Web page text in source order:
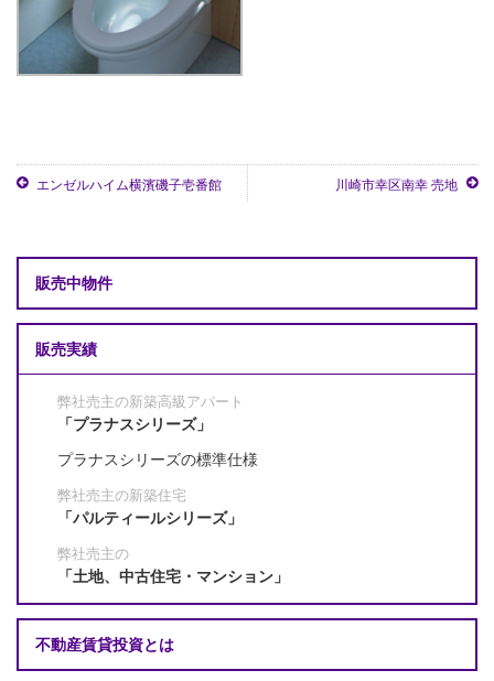
エンゼルハイム横濱磯子壱番館 川崎市幸区南幸 売地
販売中物件
販売実績
弊社売主の新築高級アパート
「プラナスシリーズ」
プラナスシリーズの標準仕様
弊社売主の新築住宅
「パルティールシリーズ」
弊社売主の
「土地、中古住宅・マンション」
不動産賃貸投資とは